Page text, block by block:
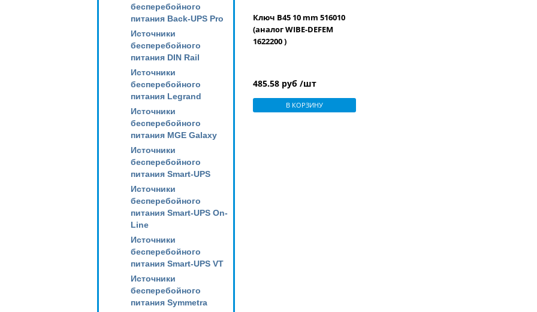
бесперебойного
питания Back-UPS Pro
Источники
бесперебойного
питания DIN Rail
Источники
бесперебойного
питания Legrand
Источники
бесперебойного
питания MGE Galaxy
Источники
бесперебойного
питания Smart-UPS
Источники
бесперебойного
питания Smart-UPS On-
Line
Источники
бесперебойного
питания Smart-UPS VT
Источники
бесперебойного
питания Symmetra
Ключ B45 10 mm 516010
(аналог WIBE-DEFEM
1622200 )
485.58 руб /шт
В КОРЗИНУ